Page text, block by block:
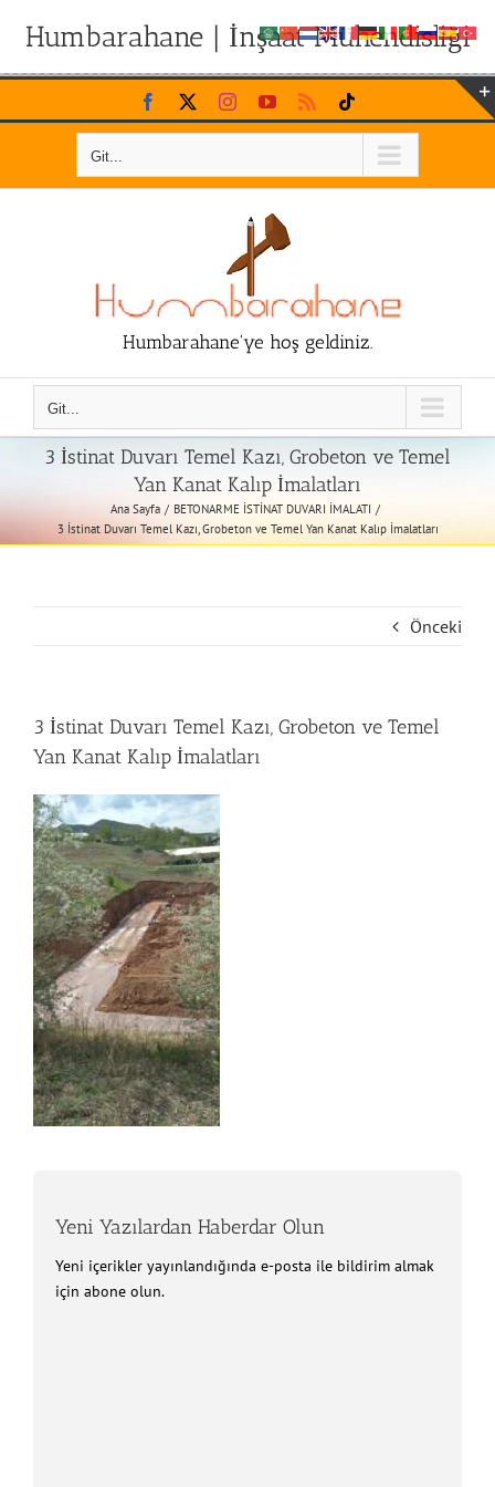
Humbarahane | İnşaat Mühendisliği
Skip
to
Facebook InstagramYouTubeRss
Git...
Humbarahane'ye hoş geldiniz.
Git...
3 İstinat Duvarı Temel Kazı, Grobeton ve Temel
Yan Kanat Kalıp İmalatları
Ana Sayfa
BETONARME İSTİNAT DUVARI İMALATI
3 İstinat Duvarı Temel Kazı, Grobeton ve Temel Yan Kanat Kalıp İmalatları
Önceki
3 İstinat Duvarı Temel Kazı, Grobeton ve Temel
Yan Kanat Kalıp İmalatları
Yeni Yazılardan Haberdar Olun
Yeni içerikler yayınlandığında e-posta ile bildirim almak
için abone olun.